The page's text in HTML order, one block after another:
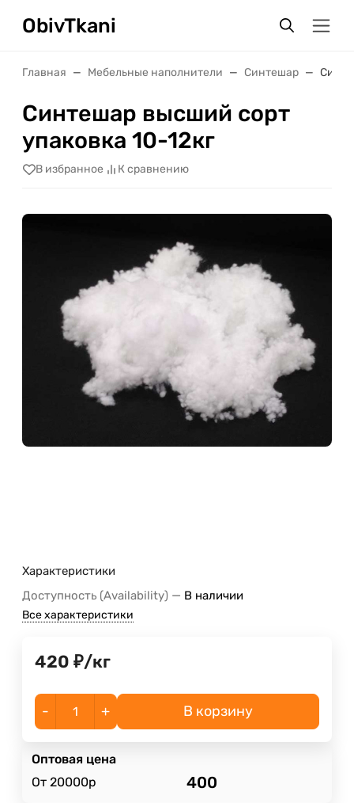
ObivTkani
Главная Мебельные наполнители Синтешар
Синтешар высший сорт
упаковка 10-12кг
В избранное К сравнению
Характеристики
Доступность (Availability) — В наличии
Все характеристики
420 ₽/кг
- + В корзину
Оптовая цена
От 20000р
400